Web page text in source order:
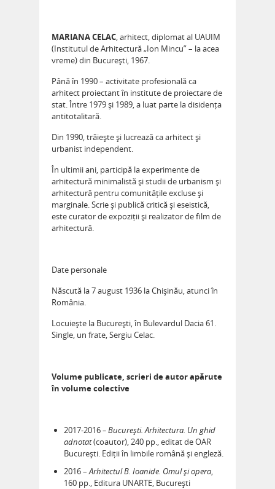
MARIANA CELAC, arhitect, diplomat al UAUIM
(Institutul de Arhitectură „Ion Mincu” – la acea
vreme) din București, 1967.
Până în 1990 – activitate profesională ca
arhitect proiectant în institute de proiectare de
stat. Între 1979 și 1989, a luat parte la disidența
antitotalitară.
Din 1990, trăiește și lucrează ca arhitect și
urbanist independent.
În ultimii ani, participă la experimente de
arhitectură minimalistă și studii de urbanism și
arhitectură pentru comunitățile excluse și
marginale. Scrie și publică critică și eseistică,
este curator de expoziții și realizator de film de
arhitectură.
Date personale
Născută la 7 august 1936 la Chișinău, atunci în
România.
Locuiește la București, în Bulevardul Dacia 61.
Single, un frate, Sergiu Celac.
Volume publicate, scrieri de autor apărute
în volume colective
2017-2016– București. Arhitectura. Un ghid
adnotat(coautor), 240 pp., editat de OAR
București. Ediții în limbile română și engleză.
2016 –Arhitectul B. Ioanide. Omul și opera,
160 pp., Editura UNARTE, București